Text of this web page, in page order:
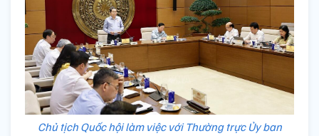
Chủ tịch Quốc hội làm việc với Thường trực Ủy ban